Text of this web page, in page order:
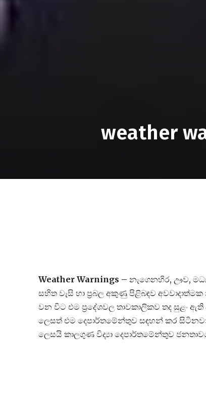
weather
Weather Warnings – නැගෙනහිර, ඌව,
සහිත වැසි හා ප්‍රබල අකුණු පිළිබඳව
වන විට එම ප්‍රදේශවල තාවකාලිකව තද සුළං
ලෙසත් එම දෙපාර්තමේන්තුව සඳහන් කර
ලෙසයි කාලගුණ විද්‍යා දෙපාර්තමේන්තුව